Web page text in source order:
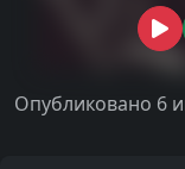
Опубликовано 6